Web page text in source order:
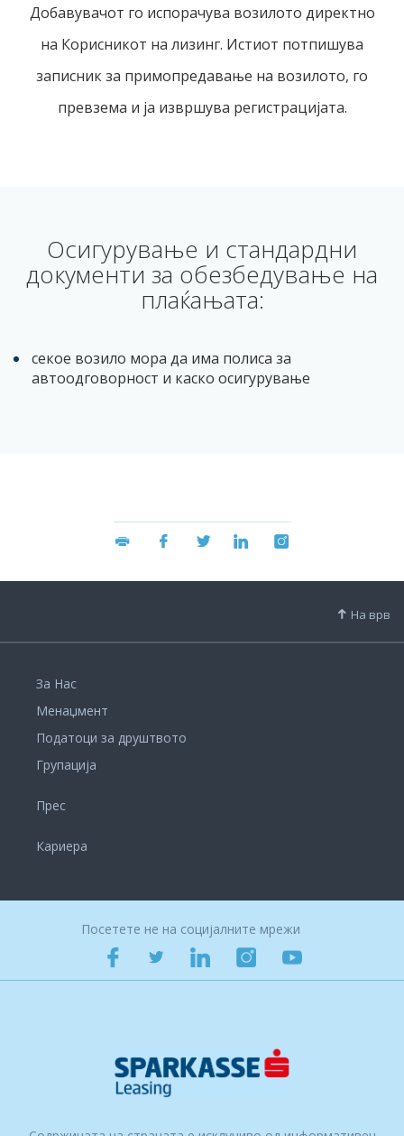
Добавувачот го испорачува возилото директно
на Корисникот на лизинг. Истиот потпишува
записник за примопредавање на возилото, го
превзема и ја извршува регистрацијата.
Осигурување и стандардни
документи за обезбедување на
плаќањата:
секое возило мора да има полиса за
автоодговорност и каско осигурување
На врв
За Нас
Менаџмент
Податоци за друштвото
Групација
Прес
Кариера
Посетете не на социјалните мрежи